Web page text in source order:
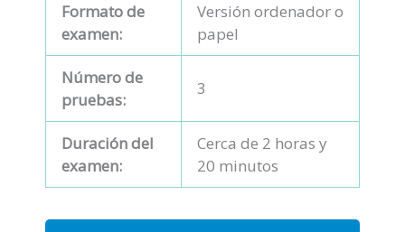
Formato de
examen:
Versión ordenador o
papel
Número de
pruebas:
3
Duración del
examen:
Cerca de 2 horas y
20 minutos